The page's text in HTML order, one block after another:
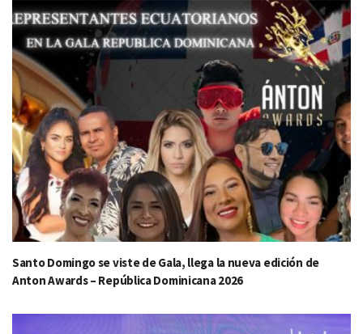
Santo Domingo se viste de Gala, llega la nueva edición de
Anton Awards – República Dominicana 2026